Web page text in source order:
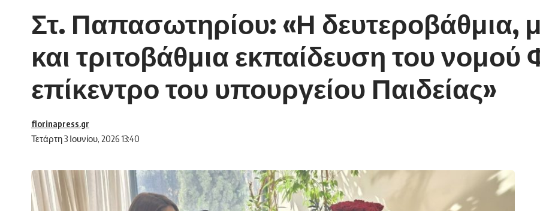
Στ. Παπασωτηρίου: «Η δευτεροβάθμια,
και τριτοβάθμια εκπαίδευση του
επίκεντρο του υπουργείου Παιδείας»
Τετάρτη 3 Ιουνίου, 2026 13:40
florinapress.gr